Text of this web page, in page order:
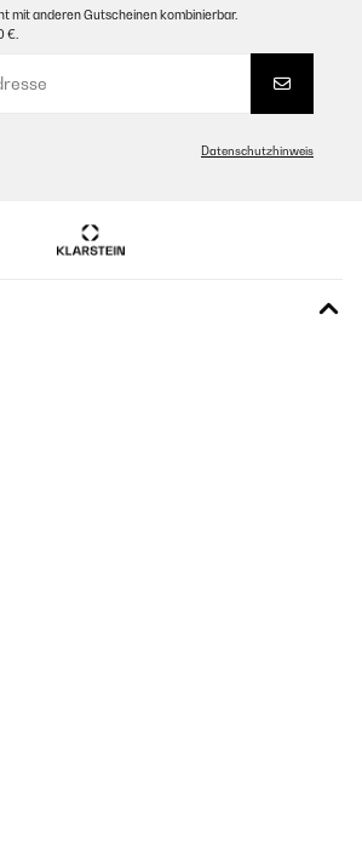
GEPRÜFTE BEWERTUNG
05/12/2024
bloqué en mode manuel! Que faire
mit anderen Gutscheinen kombinierbar.
€.
Datenschutzhinweis